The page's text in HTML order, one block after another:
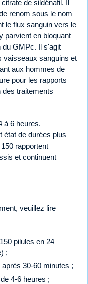
de sildénafil. Il
renom sous le nom
le flux sanguin vers le
parvient en bloquant
du GMPc. Il s'agit
vaisseaux sanguins et
aux hommes de
pour les rapports
traitements
à 6 heures.
état de durées plus
rapportent
et continuent
veuillez lire
pilules en 24
;
30-60 minutes ;
4-6 heures ;